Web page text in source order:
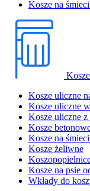
Kosze na śmieci
Kosze uliczne
Kosze uliczne
Kosze uliczne z
Kosze
Kosze na
Kosze żeliwne
Kosze na psie
Wkłady do